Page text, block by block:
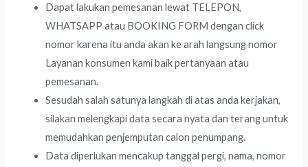
Dapat lakukan pemesanan lewat TELEPON,
WHATSAPP atau BOOKING FORM dengan click
nomor karena itu anda akan ke arah langsung nomor
Layanan konsumen kami baik pertanyaan atau
pemesanan.
Sesudah salah satunya langkah di atas anda kerjakan,
silakan melengkapi data secara nyata dan terang untuk
memudahkan penjemputan calon penumpang.
Data diperlukan mencakup tanggal pergi, nama, nomor